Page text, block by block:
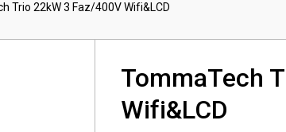
Trio 22kW 3 Faz/400V Wifi&LCD
TommaTech
Wifi&LCD